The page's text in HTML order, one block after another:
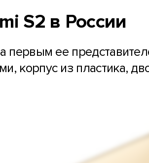
S2 в России
первым ее
корпус из пластика,